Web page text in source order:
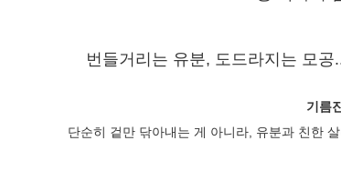
번들거리는 유분, 도드라지는 모
기름
단순히 겉만 닦아내는 게 아니라, 유분과 친한